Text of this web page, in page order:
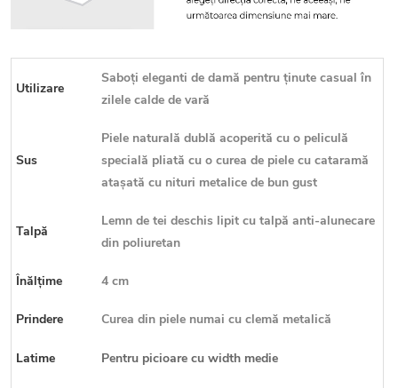
Utilizare
Saboți eleganti de damă pentru ținute casual în
zilele calde de vară
Sus
Piele naturală dublă acoperită cu o peliculă
specială pliată cu o curea de piele cu cataramă
atașată cu nituri metalice de bun gust
Talpă
Lemn de tei deschis lipit cu talpă anti-alunecare
din poliuretan
Înălțime 4 cm
Prindere Curea din piele numai cu clemă metalică
Latime Pentru picioare cu width medie